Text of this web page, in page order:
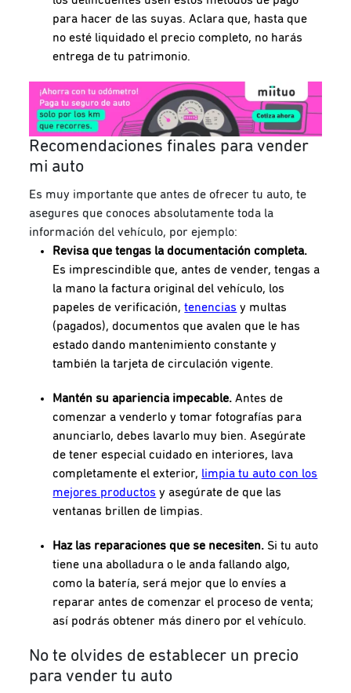
para hacer de las suyas. Aclara que, hasta que
no esté liquidado el precio completo, no harás
entrega de tu patrimonio.
Recomendaciones finales para vender
mi auto
Es muy importante que antes de ofrecer tu auto, te
asegures que conoces absolutamente toda la
información del vehículo, por ejemplo:
Revisa que tengas la documentación completa.
Es imprescindible que, antes de vender, tengas a
la mano la factura original del vehículo, los
papeles de verificación,tenencias y multas
(pagados), documentos que avalen que le has
estado dando mantenimiento constante y
también la tarjeta de circulación vigente.
Mantén su apariencia impecable. Antes de
comenzar a venderlo y tomar fotografías para
anunciarlo, debes lavarlo muy bien. Asegúrate
de tener especial cuidado en interiores, lava
completamente el exterior, limpia tu auto con los
mejores productos y asegúrate de que las
ventanas brillen de limpias.
Haz las reparaciones que se necesiten. Si tu auto
tiene una abolladura o le anda fallando algo,
como la batería, será mejor que lo envíes a
reparar antes de comenzar el proceso de venta;
así podrás obtener más dinero por el vehículo.
No te olvides de establecer un precio
para vender tu auto